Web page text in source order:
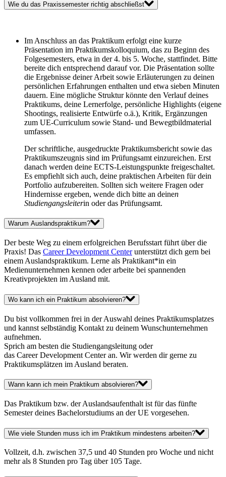
Wie du das Praxissemester richtig abschließst
Im Anschluss an das Praktikum erfolgt eine kurze
Präsentation im Praktikumskolloquium, das zu Beginn des
Folgesemesters, etwa in der 4. bis 5. Woche, stattfindet. Bitte
bereite dich entsprechend darauf vor. Die Präsentation sollte
die Ergebnisse deiner Arbeit sowie Erläuterungen zu deinen
persönlichen Erfahrungen enthalten und etwa sieben Minuten
dauern. Eine mögliche Struktur könnte den Verlauf deines
Praktikums, deine Lernerfolge, persönliche Highlights (eigene
Shootings, realisierte Entwürfe o.ä.), Kritik, Ergänzungen
zum UE-Curriculum sowie Stand- und Bewegtbildmaterial
umfassen.
Der schriftliche, ausgedruckte Praktikumsbericht sowie das
Praktikumszeugnis sind im Prüfungsamt einzureichen. Erst
danach werden deine ECTS-Leistungspunkte freigeschaltet.
Es empfiehlt sich auch, deine praktischen Arbeiten für dein
Portfolio aufzubereiten. Sollten sich weitere Fragen oder
Hindernisse ergeben, wende dich bitte an deinen
Studiengangsleiterin oder das Prüfungsamt.
Warum Auslandspraktikum?
Der beste Weg zu einem erfolgreichen Berufsstart führt über die
Praxis! Das Career Development Centerunterstützt dich gern bei
einem Auslandspraktikum. Lerne als Praktikant*in ein
Medienunternehmen kennen oder arbeite bei spannenden
Kreativprojekten im Ausland mit.
Wo kann ich ein Praktikum absolvieren?
Du bist vollkommen frei in der Auswahl deines Praktikumsplatzes
und kannst selbständig Kontakt zu deinem Wunschunternehmen
aufnehmen.
Sprich am besten die Studiengangsleitung oder
das Career Development Center an. Wir werden dir gerne zu
Praktikumsplätzen im Ausland beraten.
Wann kann ich mein Praktikum absolvieren?
Das Praktikum bzw. der Auslandsaufenthalt ist für das fünfte
Semester deines Bachelorstudiums an der UE vorgesehen.
Wie viele Stunden muss ich im Praktikum mindestens arbeiten?
Vollzeit, d.h. zwischen 37,5 und 40 Stunden pro Woche und nicht
mehr als 8 Stunden pro Tag über 105 Tage.